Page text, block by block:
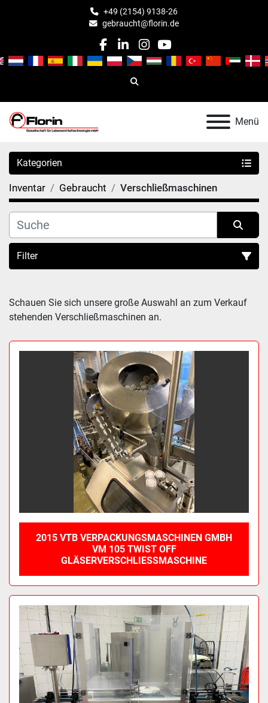
+49 (2154) 9138-26
gebraucht@florin.de
facebook
linkedin
instagram
youtube
Suche
Menü
Kategorien
Inventar Gebraucht Verschließmaschinen
Filter
Schauen Sie sich unsere große Auswahl an zum Verkauf
stehenden Verschließmaschinen an.
2015 VTB VERPACKUNGSMASCHINEN GMBH
VM 105 TWIST OFF
GLÄSERVERSCHLIESSMASCHINE